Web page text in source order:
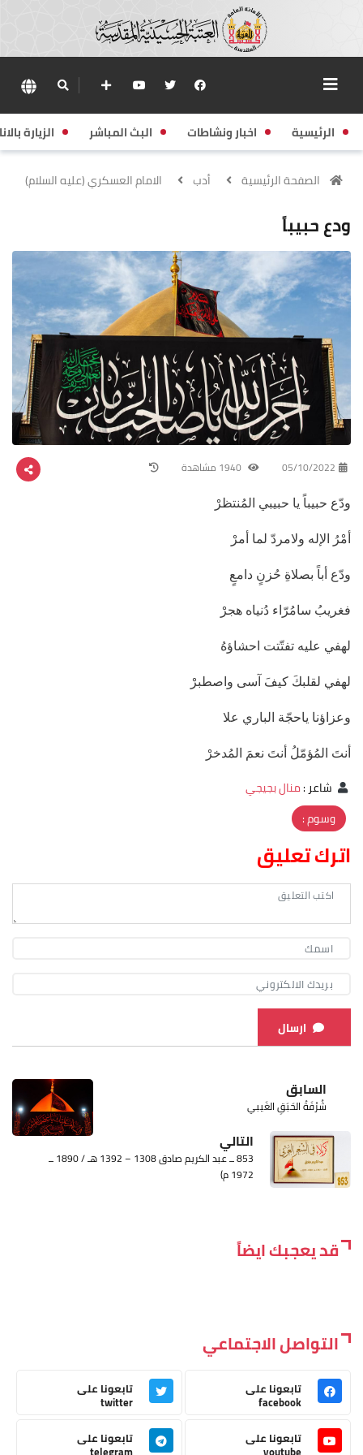
الرئيسية اخبار ونشاطات البث المباشر الزيارة
الصفحة الرئيسية أدب الامام العسكري (عليه السلام)
ودع حبيباََ
05/10/2022
ودّع حبيباً يا حبيبي المُنتظرْ
أمْرُ الإله ولامردّ لما أمرْ
ودّع أباً بصلاةِ حُزنٍ دامعٍ
فغريبُ سامُرّاء دُنياه هجرْ
لهفي عليه تفتّتت احشاؤهُ
لهفي لقلبكَ كيفَ آسى واصطبرْ
وعزاؤنا ياحجّة الباري علا
أنتَ المُؤمّلُ أنتَ نعمَ المُدخرْ
شاعر:منال بجيجي
وسوم :
اترك تعليق
ارسال
السابق
شُرْفَةُ الحَبَقِ الغَيبي
التالي
853 ــ عبد الكريم صادق 1308 – 1392 هـ / 1890 ــ
1972 م)
قد يعجبك ايضاً
التواصل الاجتماعي
تابعونا على
facebook
تابعونا على
twitter
تابعونا على
تابعونا على